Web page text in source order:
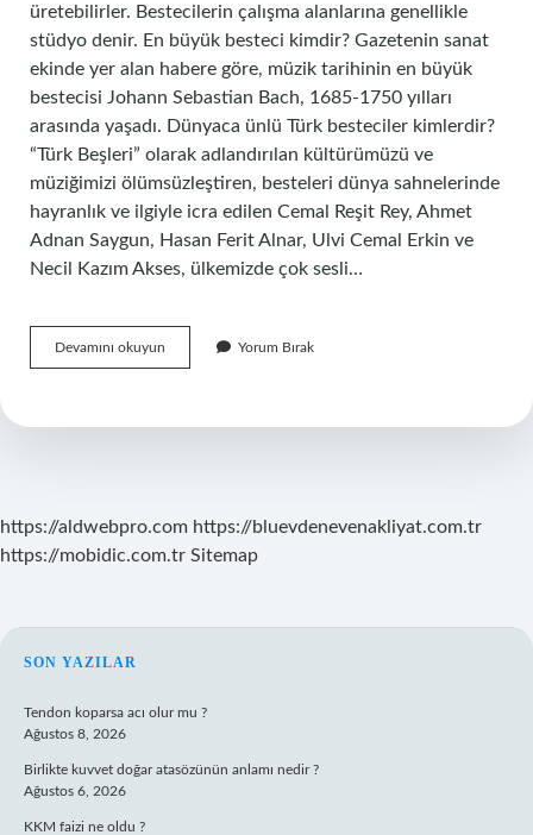
üretebilirler. Bestecilerin çalışma alanlarına genellikle
stüdyo denir. En büyük besteci kimdir? Gazetenin sanat
ekinde yer alan habere göre, müzik tarihinin en büyük
bestecisi Johann Sebastian Bach, 1685-1750 yılları
arasında yaşadı. Dünyaca ünlü Türk besteciler kimlerdir?
“Türk Beşleri” olarak adlandırılan kültürümüzü ve
müziğimizi ölümsüzleştiren, besteleri dünya sahnelerinde
hayranlık ve ilgiyle icra edilen Cemal Reşit Rey, Ahmet
Adnan Saygun, Hasan Ferit Alnar, Ulvi Cemal Erkin ve
Necil Kazım Akses, ülkemizde çok sesli…
Devamını okuyun
Kime
Yorum Bırak
https://aldwebpro.com https://bluevdenevenakliyat.com.tr
https://mobidic.com.tr Sitemap
SIDEBAR
SON YAZILAR
Tendon koparsa acı olur mu ?
Ağustos 8, 2026
Birlikte kuvvet doğar atasözünün anlamı nedir ?
Ağustos 6, 2026
KKM faizi ne oldu ?